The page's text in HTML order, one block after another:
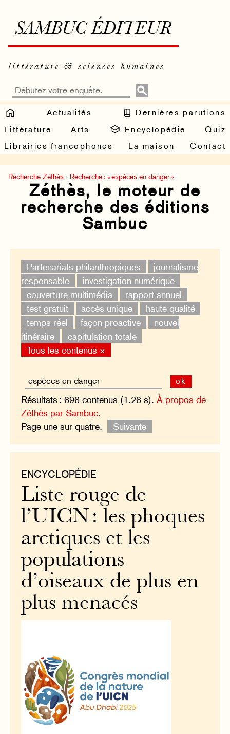
SAMBUC ÉDITEUR
littérature & sciences humaines
Actualités
Dernières parutions
Littérature
Arts Encyclopédie
Quiz
Librairies francophones
La maison Contact
Recherche Zéthès › Recherche : « espèces en danger »
Zéthès, le moteur de
recherche des éditions
Sambuc
Partenariats philanthropiques
journalisme
responsable
investigation numérique
couverture multimédia
rapport annuel
test gratuit
accès unique
haute qualité
temps réel
façon proactive
nouvel
itinéraire
capitulation totale
Tous les contenus ×
ok
Résultats : 696 contenus (1.26 s).À propos de
Zéthès par Sambuc.
Page une sur quatre.
Suivante
ENCYCLOPÉDIE
Liste rouge de
l’UICN : les phoques
arctiques et les
populations
d’oiseaux de plus en
plus menacés